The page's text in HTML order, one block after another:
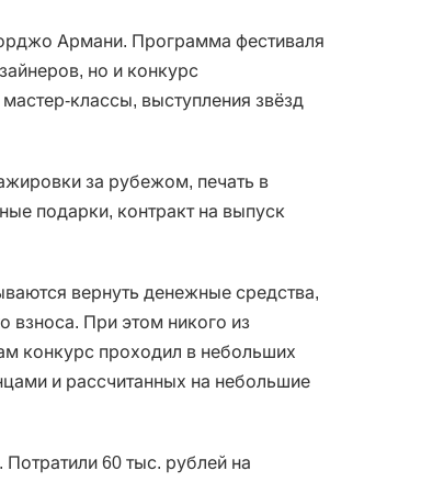
Армани. Программа фестиваля
но и конкурс
классы, выступления звёзд
за рубежом, печать в
подарки, контракт на выпуск
вернуть денежные средства,
взноса. При этом никого из
конкурс проходил в небольших
и рассчитанных на небольшие
60 тыс. рублей на